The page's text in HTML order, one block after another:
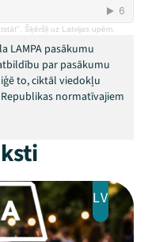
2026
Šķēršļi uz Latvijas upēm.
LAMPA pasākumu
par pasākumu
to, ciktāl viedokļu
normatīvajiem
LV